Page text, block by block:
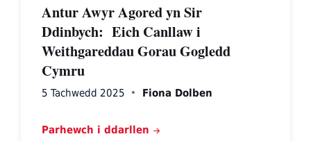
Antur Awyr Agored yn Sir
Ddinbych: Eich Canllaw i
Weithgareddau Gorau Gogledd
Cymru
5 Tachwedd 2025 Fiona Dolben
Parhewch i ddarllen